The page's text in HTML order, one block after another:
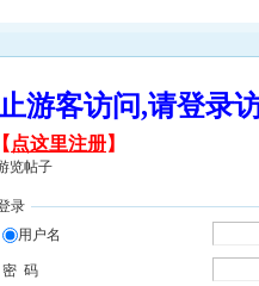
止游客访问,请登
【 点这里注册】
览帖子
录
用户名
密 码